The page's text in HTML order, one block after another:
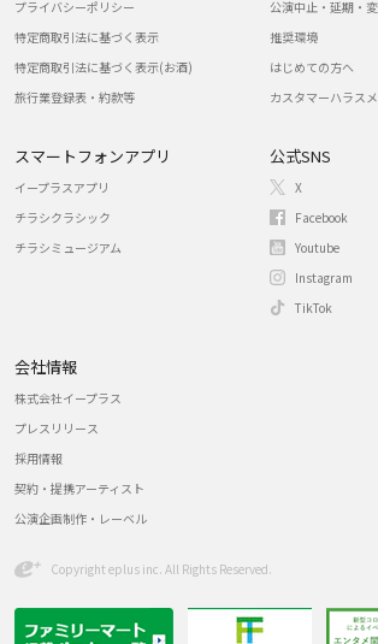
プライバシーポリシー
特定商取引法に基づく表示
特定商取引法に基づく表示(お酒)
旅行業登録表・約款等
公演中止・延期・
推奨環境
はじめての方へ
カスタマーハラス
スマートフォンアプリ
イープラスアプリ
チラシクラシック
チラシミュージアム
公式SNS
X
Facebook
Youtube
Instagram
TikTok
会社情報
株式会社イープラス
プレスリリース
採用情報
契約・提携アーティスト
公演企画制作・レーベル
Copyright eplus inc. All Rights Reserved.